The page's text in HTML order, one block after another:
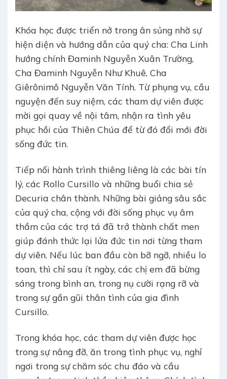
Khóa học được triển nở trong ân sủng nhờ sự
hiện diện và hướng dẫn của quý cha: Cha Linh
hướng chính Đaminh Nguyễn Xuân Trường,
Cha Đaminh Nguyễn Như Khuê, Cha
Giêrônimô Nguyễn Văn Tính. Từ phụng vụ, cầu
nguyện đến suy niệm, các tham dự viên được
mời gọi quay về nội tâm, nhận ra tình yêu
phục hồi của Thiên Chúa để từ đó đổi mới đời
sống đức tin.
Tiếp nối hành trình thiêng liêng là các bài tín
lý, các Rollo Cursillo và những buổi chia sẻ
Decuria chân thành. Những bài giảng sâu sắc
của quý cha, cộng với đời sống phục vụ âm
thầm của các trợ tá đã trở thành chất men
giúp đánh thức lại lửa đức tin nơi từng tham
dự viên. Nếu lúc ban đầu còn bỡ ngỡ, nhiều lo
toan, thì chỉ sau ít ngày, các chị em đã bừng
sáng trong bình an, trong nụ cười rạng rỡ và
trong sự gần gũi thân tình của gia đình
Cursillo.
Trong khóa học, các tham dự viên được học
trong sự nâng đỡ, ăn trong tình phục vụ, nghỉ
ngơi trong sự chăm sóc chu đáo và cầu